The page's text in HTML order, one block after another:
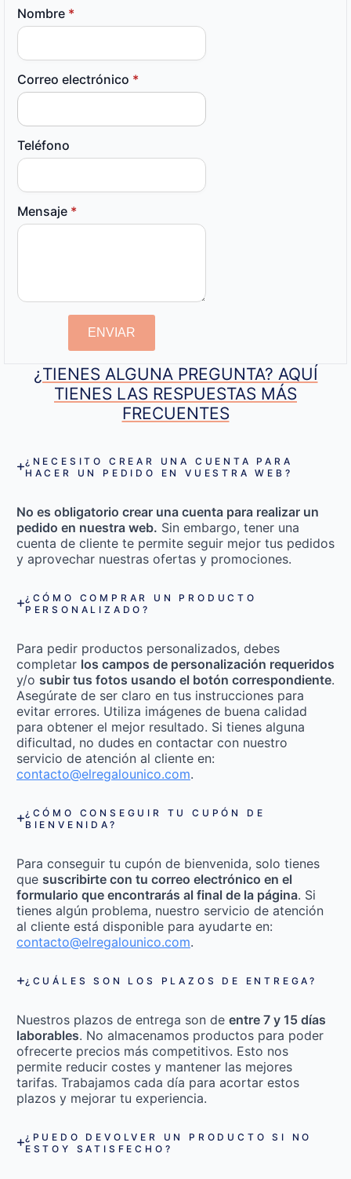
Nombre *
Correo electrónico *
Teléfono
Mensaje *
ENVIAR
¿TIENES ALGUNA PREGUNTA? AQUÍ
TIENES LAS RESPUESTAS MÁS
FRECUENTES
¿NECESITO CREAR UNA CUENTA PARA
HACER UN PEDIDO EN VUESTRA WEB?
No es obligatorio crear una cuenta para realizar un
pedido en nuestra web. Sin embargo, tener una
cuenta de cliente te permite seguir mejor tus pedidos
y aprovechar nuestras ofertas y promociones.
¿CÓMO COMPRAR UN PRODUCTO
PERSONALIZADO?
Para pedir productos personalizados, debes
completar los campos de personalización requeridos
y/o subir tus fotos usando el botón correspondiente.
Asegúrate de ser claro en tus instrucciones para
evitar errores. Utiliza imágenes de buena calidad
para obtener el mejor resultado. Si tienes alguna
dificultad, no dudes en contactar con nuestro
servicio de atención al cliente en:
contacto@elregalounico.com.
¿CÓMO CONSEGUIR TU CUPÓN DE
BIENVENIDA?
Para conseguir tu cupón de bienvenida, solo tienes
que suscribirte con tu correo electrónico en el
formulario que encontrarás al final de la página. Si
tienes algún problema, nuestro servicio de atención
al cliente está disponible para ayudarte en:
contacto@elregalounico.com.
¿CUÁLES SON LOS PLAZOS DE ENTREGA?
Nuestros plazos de entrega son de entre 7 y 15 días
laborables. No almacenamos productos para poder
ofrecerte precios más competitivos. Esto nos
permite reducir costes y mantener las mejores
tarifas. Trabajamos cada día para acortar estos
plazos y mejorar tu experiencia.
¿PUEDO DEVOLVER UN PRODUCTO SI NO
ESTOY SATISFECHO?